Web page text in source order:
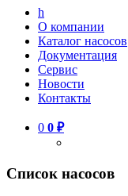
h
О компании
Каталог насосов
Документация
Сервис
Новости
Контакты
0 0 ₽
Список насосов